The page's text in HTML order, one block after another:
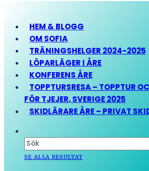
HEM & BLOGG
OM SOFIA
TRÄNINGSHELGER 2024-2025
LÖPARLÄGER I ÅRE
KONFERENS ÅRE
TOPPTURSRESA – TOPPTUR
FÖR TJEJER, SVERIGE 2025
SKIDLÄRARE ÅRE – PRIVAT
SE ALLA RESULTAT